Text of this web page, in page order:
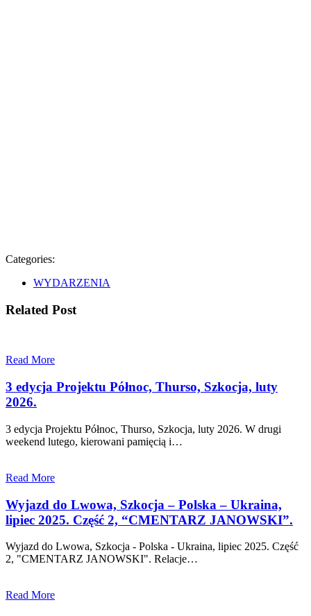
Categories:
WYDARZENIA
Related Post
Read More
3 edycja Projektu Północ, Thurso, Szkocja, luty
2026.
3 edycja Projektu Północ, Thurso, Szkocja, luty 2026. W drugi
weekend lutego, kierowani pamięcią i…
Read More
Wyjazd do Lwowa, Szkocja – Polska – Ukraina,
lipiec 2025. Część 2, “CMENTARZ JANOWSKI”.
Wyjazd do Lwowa, Szkocja - Polska - Ukraina, lipiec 2025. Część
2, "CMENTARZ JANOWSKI". Relacje…
Read More